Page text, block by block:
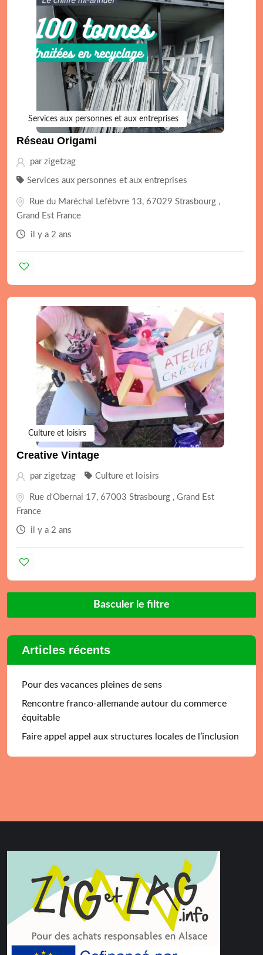
Services aux personnes et aux entreprises
Réseau Origami
par zigetzag
Services aux personnes et aux entreprises
Rue du Maréchal Lefèbvre 13, 67029 Strasbourg ,
Grand Est France
il y a 2 ans
Culture et loisirs
Creative Vintage
par zigetzag Culture et loisirs
Rue d'Obernai 17, 67003 Strasbourg , Grand Est
France
il y a 2 ans
Basculer le filtre
Articles récents
Pour des vacances pleines de sens
Rencontre franco-allemande autour du commerce
équitable
Faire appel appel aux structures locales de l’inclusion